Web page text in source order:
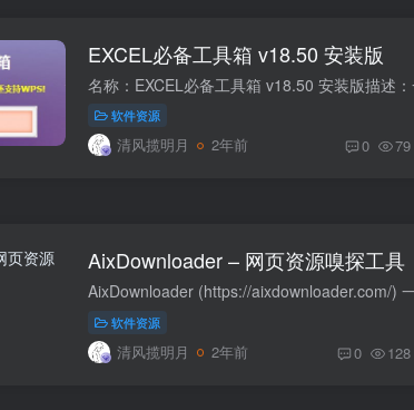
EXCEL必备工具箱 v18.50 安装版
软件资源
清风揽明月 2年前 0 79
AixDownloader – 网页资源嗅探工具
软件资源
清风揽明月 2年前 0 128